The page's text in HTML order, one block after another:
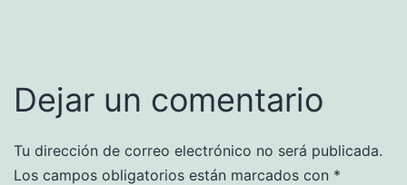
Dejar un comentario
Tu dirección de correo electrónico no será publicada.
Los campos obligatorios están marcados con *